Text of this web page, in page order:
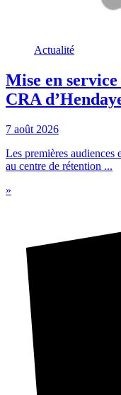
Actualité
Mise en
CRA
7 août 2026
Les premières audiences
au centre de rétention ...
»